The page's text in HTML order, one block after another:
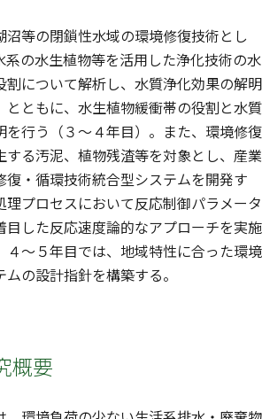
沼等の閉鎖性水域の環境修復技術とし
系の水生植物等を活用した浄化技術の水
割について解析し、水質浄化効果の解明
とともに、水生植物緩衝帯の役割と水質
を行う（３〜４年目）。また、環境修復
る汚泥、植物残渣等を対象とし、産業
・循環技術統合型システムを開発す
理プロセスにおいて反応制御パラメータ
目した反応速度論的なアプローチを実施
４〜５年目では、地域特性に合った環境
の設計指針を構築する。
概要